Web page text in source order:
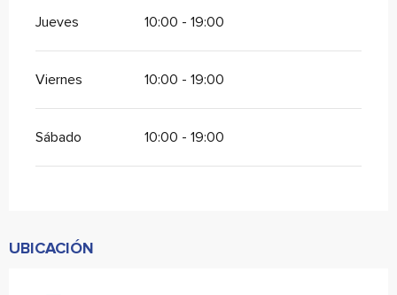
Jueves 10:00 - 19:00
Viernes 10:00 - 19:00
Sábado 10:00 - 19:00
UBICACIÓN